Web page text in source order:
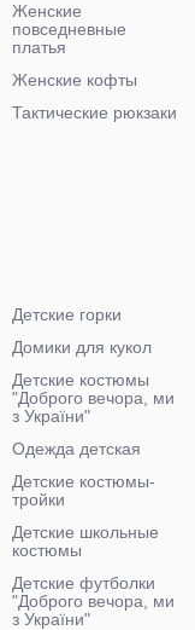
Женские
повседневные
платья
Женские кофты
Тактические рюкзаки
Детские горки
Домики для кукол
Детские костюмы
"Доброго вечора, ми
з України"
Одежда детская
Детские костюмы-
тройки
Детские школьные
костюмы
Детские футболки
"Доброго вечора, ми
з України"